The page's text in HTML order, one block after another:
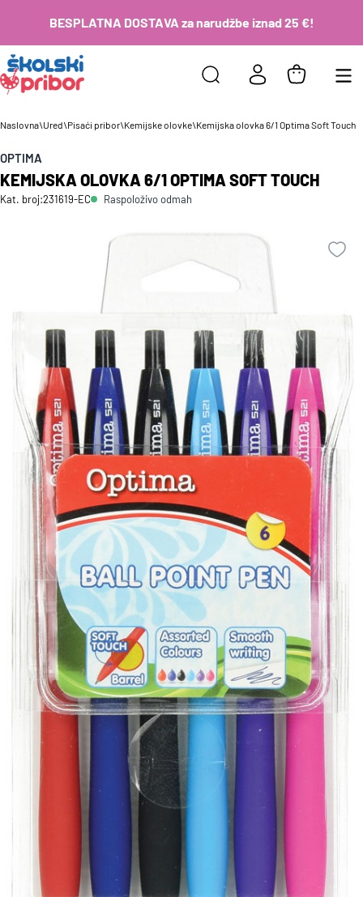
BESPLATNA DOSTAVA za narudžbe iznad 25 €!
Naslovna\Ured\Pisaći pribor\Kemijske olovke\Kemijska olovka 6/1 Optima Soft Touch
OPTIMA
KEMIJSKA OLOVKA 6/1 OPTIMA SOFT TOUCH
Kat. broj:231619-EC Raspoloživo odmah